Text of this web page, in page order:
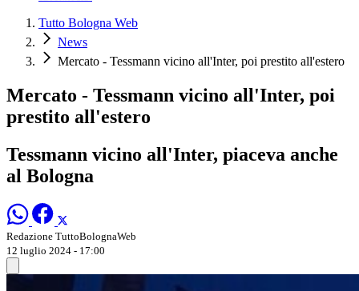
Tutto Bologna Web
News
Mercato - Tessmann vicino all'Inter, poi prestito all'estero
Mercato - Tessmann vicino all'Inter, poi
prestito all'estero
Tessmann vicino all'Inter, piaceva anche
al Bologna
Redazione TuttoBolognaWeb
12 luglio 2024 - 17:00